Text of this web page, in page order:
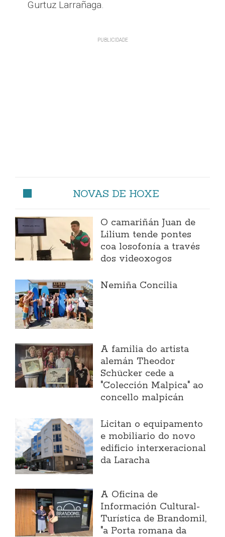
Gurtuz Larrañaga.
NOVAS DE HOXE
O camariñán Juan de
Lilium tende pontes
coa losofonía a través
dos videoxogos
Nemiña Concilia
A familia do artista
alemán Theodor
Schücker cede a
"Colección Malpica" ao
concello malpicán
Licitan o equipamento
e mobiliario do novo
edificio interxeracional
da Laracha
A Oficina de
Información Cultural-
Turística de Brandomil,
"a Porta romana da